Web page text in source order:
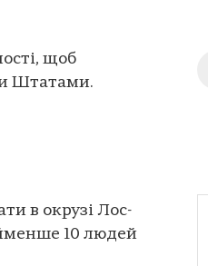
щоб
Штатами.
в окрузі Лос-
10 людей